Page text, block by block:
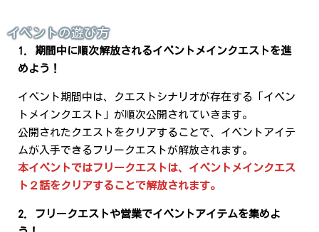
イベントの遊び方
1. 期間中に順次解放されるイベントメインクエストを進
めよう！
イベント期間中は、クエストシナリオが存在する「イベン
トメインクエスト」が順次公開されていきます。
公開されたクエストをクリアすることで、イベントアイテ
ムが入手できるフリークエストが解放されます。
本イベントではフリークエストは、イベントメインクエス
ト２話をクリアすることで解放されます。
2. フリークエストや営業でイベントアイテムを集めよ